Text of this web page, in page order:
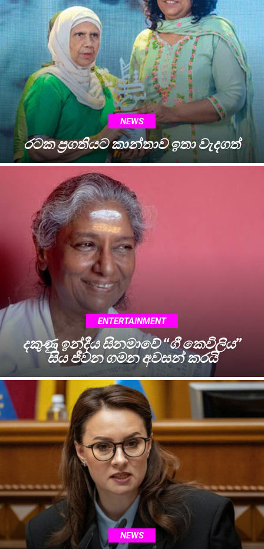
NEWS
රටක ප්‍රගතියට කාන්තාව ඉතා වැදගත්
ENTERTAINMENT
දකුණු ඉන්දීය සිනමාවේ “ගී කෙවිලිය”
සිය ජීවන ගමන අවසන් කරයි
NEWS